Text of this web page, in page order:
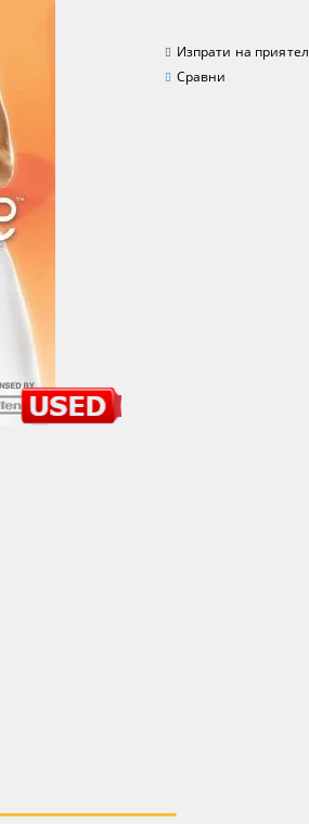
Изпрати на приятел
Сравни